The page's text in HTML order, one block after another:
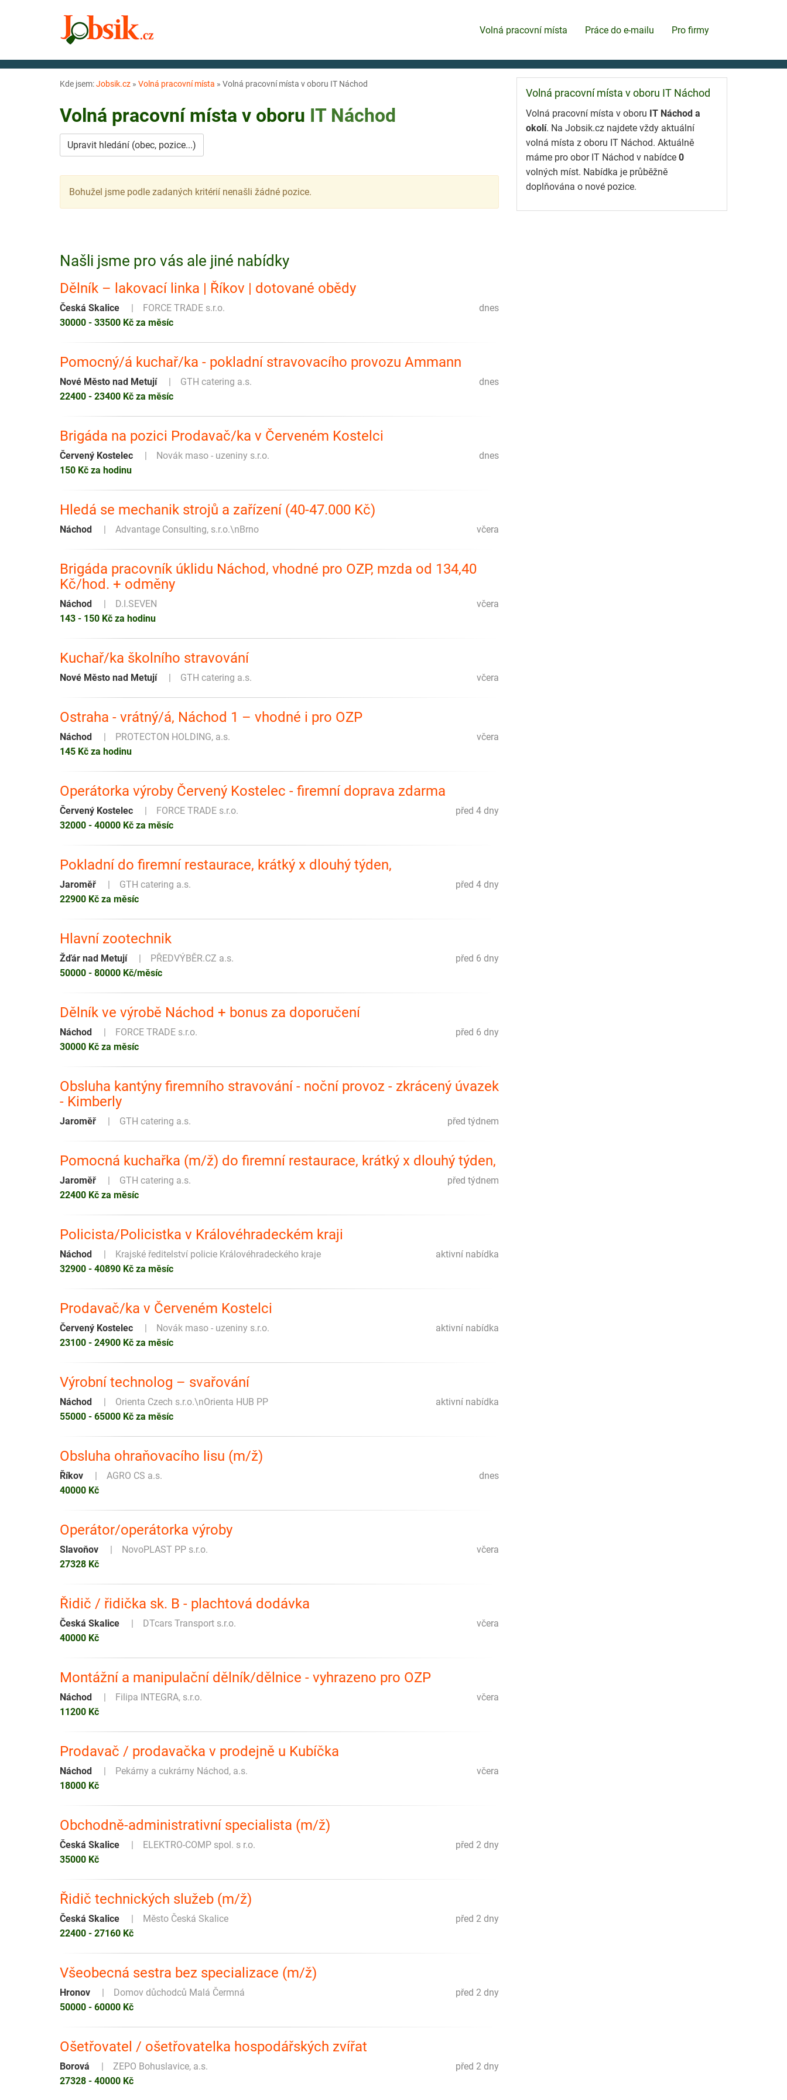
Volná pracovní místa Práce do e-mailu Pro firmy
Kde jsem:Jobsik.cz » Volná pracovní místa » Volná pracovní místa v oboru IT Náchod
Volná pracovní místa v oboru IT Náchod
Upravit hledání (obec, pozice...)
Bohužel jsme podle zadaných kritérií nenašli žádné pozice.
Našli jsme pro vás ale jiné nabídky
Dělník – lakovací linka | Říkov | dotované obědy
dnes
Česká Skalice
FORCE TRADE s.r.o.
30000 - 33500 Kč za měsíc
Pomocný/á kuchař/ka - pokladní stravovacího provozu Ammann
dnes
Nové Město nad Metují
GTH catering a.s.
22400 - 23400 Kč za měsíc
Brigáda na pozici Prodavač/ka v Červeném Kostelci
dnes
Červený Kostelec
Novák maso - uzeniny s.r.o.
150 Kč za hodinu
Hledá se mechanik strojů a zařízení (40-47.000 Kč)
včera
Náchod Advantage Consulting, s.r.o.\nBrno
Brigáda pracovník úklidu Náchod, vhodné pro OZP, mzda od 134,40
Kč/hod. + odměny
včera
Náchod
D.I.SEVEN
143 - 150 Kč za hodinu
Kuchař/ka školního stravování
včera
Nové Město nad Metují GTH catering a.s.
Ostraha - vrátný/á, Náchod 1 – vhodné i pro OZP
včera
Náchod
PROTECTON HOLDING, a.s.
145 Kč za hodinu
Operátorka výroby Červený Kostelec - firemní doprava zdarma
před 4 dny
Červený Kostelec
FORCE TRADE s.r.o.
32000 - 40000 Kč za měsíc
Pokladní do firemní restaurace, krátký x dlouhý týden,
před 4 dny
Jaroměř
GTH catering a.s.
22900 Kč za měsíc
Hlavní zootechnik
před 6 dny
Žďár nad Metují
PŘEDVÝBĚR.CZ a.s.
50000 - 80000 Kč/měsíc
Dělník ve výrobě Náchod + bonus za doporučení
před 6 dny
Náchod
FORCE TRADE s.r.o.
30000 Kč za měsíc
Obsluha kantýny firemního stravování - noční provoz - zkrácený úvazek
- Kimberly
před týdnem
Jaroměř GTH catering a.s.
Pomocná kuchařka (m/ž) do firemní restaurace, krátký x dlouhý týden,
před týdnem
Jaroměř
GTH catering a.s.
22400 Kč za měsíc
Policista/Policistka v Královéhradeckém kraji
aktivní nabídka
Náchod
Krajské ředitelství policie Královéhradeckého kraje
32900 - 40890 Kč za měsíc
Prodavač/ka v Červeném Kostelci
aktivní nabídka
Červený Kostelec
Novák maso - uzeniny s.r.o.
23100 - 24900 Kč za měsíc
Výrobní technolog – svařování
aktivní nabídka
Náchod
Orienta Czech s.r.o.\nOrienta HUB PP
55000 - 65000 Kč za měsíc
Obsluha ohraňovacího lisu (m/ž)
dnes
Říkov
AGRO CS a.s.
40000 Kč
Operátor/operátorka výroby
včera
Slavoňov
NovoPLAST PP s.r.o.
27328 Kč
Řidič / řidička sk. B - plachtová dodávka
včera
Česká Skalice
DTcars Transport s.r.o.
40000 Kč
Montážní a manipulační dělník/dělnice - vyhrazeno pro OZP
včera
Náchod
Filipa INTEGRA, s.r.o.
11200 Kč
Prodavač / prodavačka v prodejně u Kubíčka
včera
Náchod
Pekárny a cukrárny Náchod, a.s.
18000 Kč
Obchodně-administrativní specialista (m/ž)
před 2 dny
Česká Skalice
ELEKTRO-COMP spol. s r.o.
35000 Kč
Řidič technických služeb (m/ž)
před 2 dny
Česká Skalice
Město Česká Skalice
22400 - 27160 Kč
Všeobecná sestra bez specializace (m/ž)
před 2 dny
Hronov
Domov důchodců Malá Čermná
50000 - 60000 Kč
Ošetřovatel / ošetřovatelka hospodářských zvířat
před 2 dny
Borová
ZEPO Bohuslavice, a.s.
27328 - 40000 Kč
Volná pracovní místa v oboru IT Náchod
Volná pracovní místa v oboru IT Náchod a
okolí. Na Jobsik.cz najdete vždy aktuální
volná místa z oboru IT Náchod. Aktuálně
máme pro obor IT Náchod v nabídce 0
volných míst. Nabídka je průběžně
doplňována o nové pozice.